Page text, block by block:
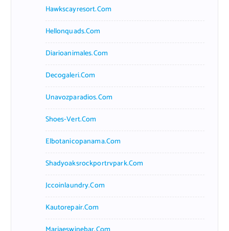
Hawkscayresort.com
Hellonquads.com
Diarioanimales.com
Decogaleri.com
Unavozparadios.com
Shoes-Vert.com
Elbotanicopanama.com
Shadyoaksrockportrvpark.com
Jccoinlaundry.com
Kautorepair.com